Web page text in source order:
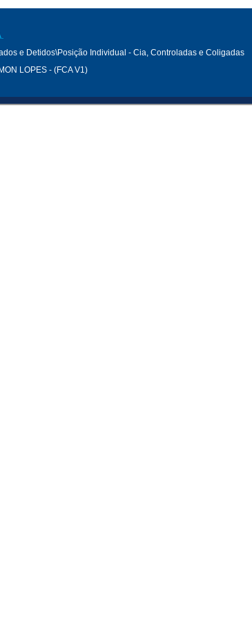
e Detidos\Posição Individual - Cia, Controladas e Coligadas
LOPES - (FCA V1)